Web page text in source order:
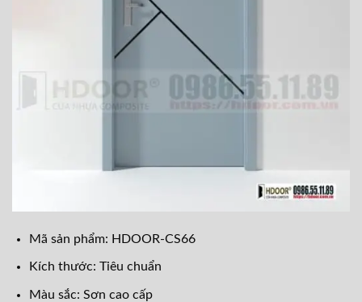
Mã sản phẩm: HDOOR-CS66
Kích thước: Tiêu chuẩn
Màu sắc: Sơn cao cấp